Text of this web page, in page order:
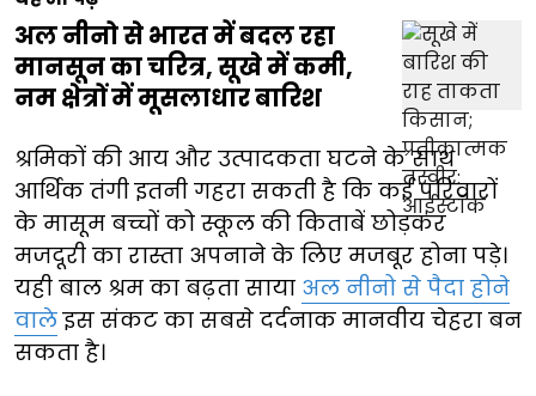
अल नीनो से भारत में बदल रहा
मानसून का चरित्र, सूखे में कमी,
नम क्षेत्रों में मूसलाधार बारिश
श्रमिकों की आय और उत्पादकता घटने के साथ
आर्थिक तंगी इतनी गहरा सकती है कि कई परिवारों
के मासूम बच्चों को स्कूल की किताबें छोड़कर
मजदूरी का रास्ता अपनाने के लिए मजबूर होना पड़े।
यही बाल श्रम का बढ़ता साया अल नीनो से पैदा होने
वालेइस संकट का सबसे दर्दनाक मानवीय चेहरा बन
सकता है।